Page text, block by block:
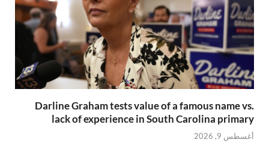
Darline Graham tests value of a famous name vs.
lack of experience in South Carolina primary
أغسطس 9, 2026